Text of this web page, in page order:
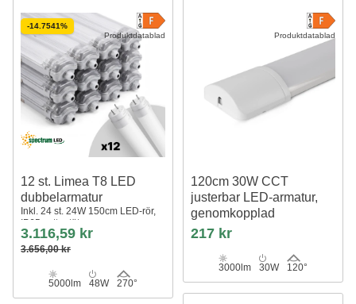
Produktdatablad
-14.7541%
12 st. Limea T8 LED
dubbelarmatur
Inkl. 24 st. 24W 150cm LED-rör,
IP65 vattentät
3.116,59 kr
3.656,00 kr
5000lm 48W 270°
Produktdatablad
120cm 30W CCT
justerbar LED-armatur,
genomkopplad
Kan seriekopplas
217 kr
3000lm 30W 120°